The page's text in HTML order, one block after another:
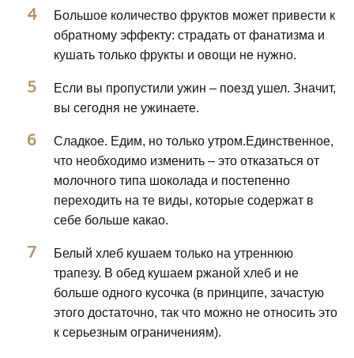
Большое количество фруктов может привести к
обратному эффекту: страдать от фанатизма и
кушать только фрукты и овощи не нужно.
Если вы пропустили ужин – поезд ушел. Значит,
вы сегодня не ужинаете.
Сладкое. Едим, но только утром.Единственное,
что необходимо изменить – это отказаться от
молочного типа шоколада и постепенно
переходить на те виды, которые содержат в
себе больше какао.
Белый хлеб кушаем только на утреннюю
трапезу. В обед кушаем ржаной хлеб и не
больше одного кусочка (в принципе, зачастую
этого достаточно, так что можно не относить это
к серьезным ограничениям).